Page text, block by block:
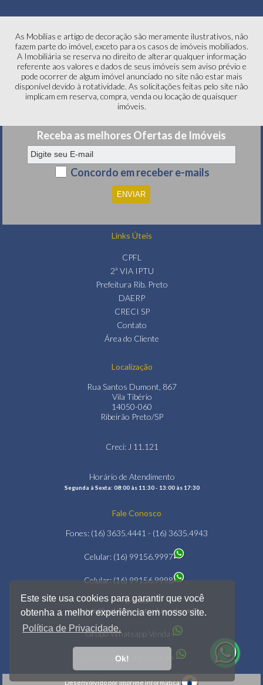
Este site usa cookies para garantir que você
obtenha a melhor experiência em nosso site.
Política de Privacidade.
Ok!
As Mobílias e artigo de decoração são meramente ilustrativos, não
fazem parte do imóvel, exceto para os casos de imóveis mobiliados.
A Imobiliária se reserva no direito de alterar qualquer informação
referente aos valores e dados de seus imóveis sem aviso prévio e
pode ocorrer de algum imóvel anunciado no site não estar mais
disponível devido à rotatividade. As solicitações feitas pelo site não
implicam em reserva, compra, venda ou locação de quaisquer
imóveis.
Receba as melhores Ofertas de Imóveis
Concordo em receber e-mails
Links Úteis
CPFL
2ª VIA IPTU
Prefeitura Rib. Preto
DAERP
CRECI SP
Contato
Área do Cliente
Localização
Rua Santos Dumont, 867
Vila Tibério
14050-060
Ribeirão Preto/SP
Creci: J 11.121
Horário de Atendimento
Segunda à Sexta: 08:00 às 11:30 - 13:00 às 17:30
Fale Conosco
Fones: (16) 3635.4441 - (16) 3635.4943
Celular: (16) 99156.9997
Celular: (16) 99156.9998
E-mail:
contato@imobiliariasantosdumont.com.br
Grupo Whatsapp Venda
Grupo Whatsapp Locação
Desenvolvido por Imprime Informática